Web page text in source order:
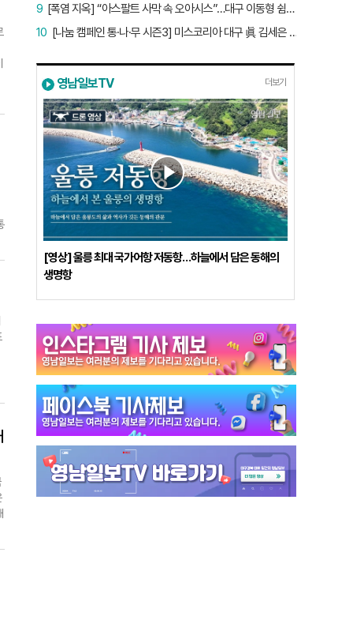
[폭염 지옥] “아스팔트 사막 속 오아시스”…대구 이동형 쉼터 버스 ‘북적’, 지하철역도 ‘바글’
9
[나눔 캠페인 통·나·무 시즌3] 미스코리아 대구 眞 김세은 “내가 받은 응원, 다음 사람에게”
10
영남일보TV 더보기
[영상] 울릉 최대 국가어항 저동항…하늘에서 담은 동해의
생명항